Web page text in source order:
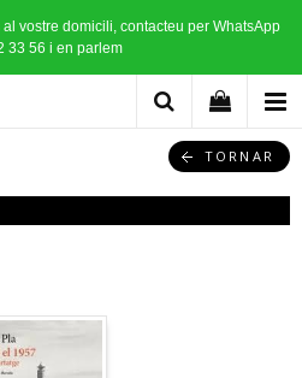
vostre domicili, contacteu per WhatsApp
33 56 i en parlem
TORNAR